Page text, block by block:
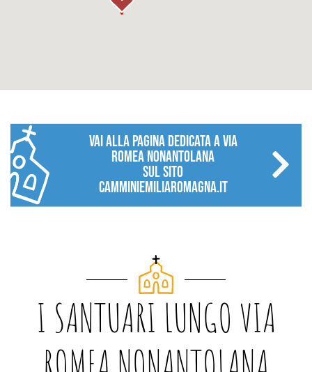
vai alla pagina dedicata a Via
Romea Nonantolana
sul sito
camminiemiliaromagna.it
I SANTUARI LUNGO VIA